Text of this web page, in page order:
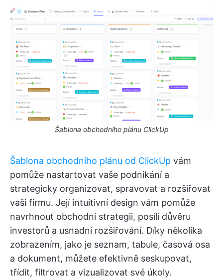
Šablona obchodního plánu ClickUp
Šablona obchodního plánu od ClickUp vám
pomůže nastartovat vaše podnikání a
strategicky organizovat, spravovat a rozšiřovat
vaši firmu. Její intuitivní design vám pomůže
navrhnout obchodní strategii, posílí důvěru
investorů a usnadní rozšiřování. Díky několika
zobrazením, jako je seznam, tabule, časová osa
a dokument, můžete efektivně seskupovat,
třídit, filtrovat a vizualizovat své úkoly.